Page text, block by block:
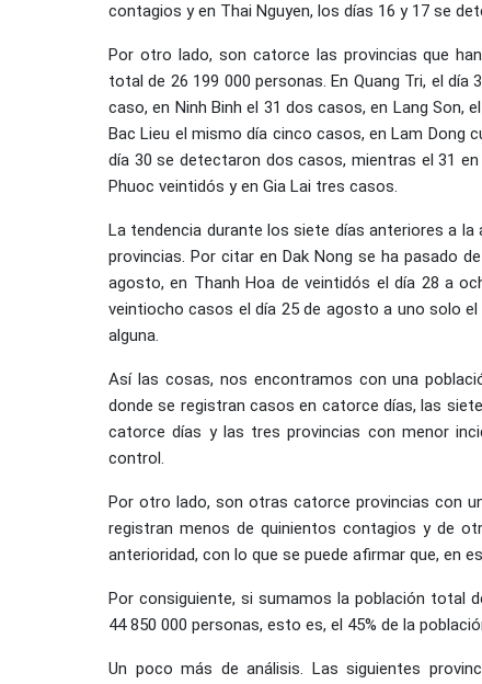
contagios y en Thai Nguyen, los días 16 y 17 se
Por otro lado, son catorce las provincias que
total de 26 199 000 personas. En Quang Tri, el
caso, en Ninh Binh el 31 dos casos, en Lang Son,
Bac Lieu el mismo día cinco casos, en Lam Dong
día 30 se detectaron dos casos, mientras el 31
Phuoc veintidós y en Gia Lai tres casos.
La tendencia durante los siete días anteriores a
provincias. Por citar en Dak Nong se ha pasado
agosto, en Thanh Hoa de veintidós el día 28 a
veintiocho casos el día 25 de agosto a uno solo
alguna.
Así las cosas, nos encontramos con una
donde se registran casos en catorce días, las
catorce días y las tres provincias con menor
control.
Por otro lado, son otras catorce provincias con
registran menos de quinientos contagios y de
anterioridad, con lo que se puede afirmar que, en
Por consiguiente, si sumamos la población total
44 850 000 personas, esto es, el 45% de la
Un poco más de análisis. Las siguientes